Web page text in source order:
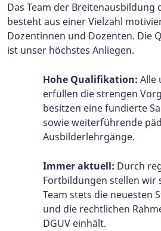
Das Team der Breitenausbildung
besteht aus einer Vielzahl
Dozentinnen und Dozenten. Die
ist unser höchstes Anliegen.
Hohe Qualifikation: Alle
erfüllen die strengen
besitzen eine fundierte
sowie weiterführende
Ausbilderlehrgänge.
Immer aktuell: Durch
Fortbildungen stellen wir
Team stets die neuesten
und die rechtlichen
DGUV einhält.